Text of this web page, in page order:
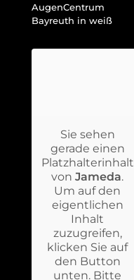
Sie sehen
gerade einen
Platzhalterinhalt
vonJameda.
Um auf den
eigentlichen
Inhalt
zuzugreifen,
klicken Sie auf
den Button
unten. Bitte